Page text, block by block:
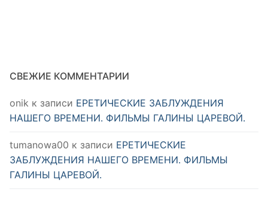
СВЕЖИЕ КОММЕНТАРИИ
onik к записи ЕРЕТИЧЕСКИЕ ЗАБЛУЖДЕНИЯ
НАШЕГО ВРЕМЕНИ. ФИЛЬМЫ ГАЛИНЫ ЦАРЕВОЙ.
tumanowa00 к записи ЕРЕТИЧЕСКИЕ
ЗАБЛУЖДЕНИЯ НАШЕГО ВРЕМЕНИ. ФИЛЬМЫ
ГАЛИНЫ ЦАРЕВОЙ.